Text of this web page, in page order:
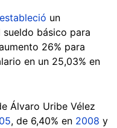
estableció un
básico para
26% para
en un 25,03% en
Álvaro Uribe Vélez
, de 6,40% en 2008 y